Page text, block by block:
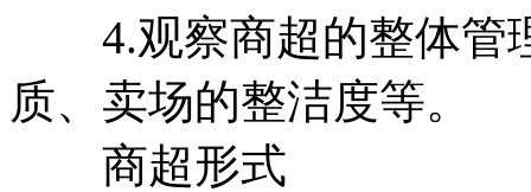
4.观察商超的整体管
质、卖场的整洁度等。
商超形式